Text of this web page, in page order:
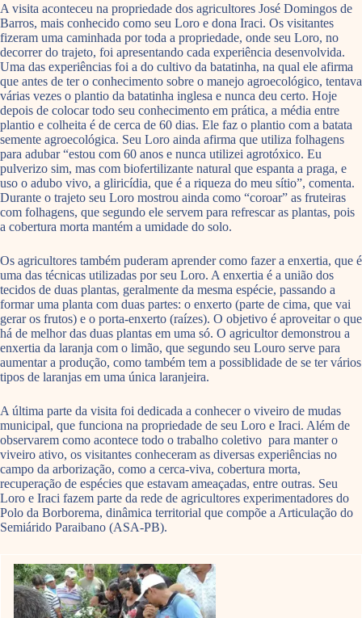
A visita aconteceu na propriedade dos agricultores José Domingos de
Barros, mais conhecido como seu Loro e dona Iraci. Os visitantes
fizeram uma caminhada por toda a propriedade, onde seu Loro, no
decorrer do trajeto, foi apresentando cada experiência desenvolvida.
Uma das experiências foi a do cultivo da batatinha, na qual ele afirma
que antes de ter o conhecimento sobre o manejo agroecológico, tentava
várias vezes o plantio da batatinha inglesa e nunca deu certo. Hoje
depois de colocar todo seu conhecimento em prática, a média entre
plantio e colheita é de cerca de 60 dias. Ele faz o plantio com a batata
semente agroecológica. Seu Loro ainda afirma que utiliza folhagens
para adubar “estou com 60 anos e nunca utilizei agrotóxico. Eu
pulverizo sim, mas com biofertilizante natural que espanta a praga, e
uso o adubo vivo, a gliricídia, que é a riqueza do meu sítio”, comenta.
Durante o trajeto seu Loro mostrou ainda como “coroar” as fruteiras
com folhagens, que segundo ele servem para refrescar as plantas, pois
a cobertura morta mantém a umidade do solo.
Os agricultores também puderam aprender como fazer a enxertia, que é
uma das técnicas utilizadas por seu Loro. A enxertia é a união dos
tecidos de duas plantas, geralmente da mesma espécie, passando a
formar uma planta com duas partes: o enxerto (parte de cima, que vai
gerar os frutos) e o porta-enxerto (raízes). O objetivo é aproveitar o que
há de melhor das duas plantas em uma só. O agricultor demonstrou a
enxertia da laranja com o limão, que segundo seu Louro serve para
aumentar a produção, como também tem a possiblidade de se ter vários
tipos de laranjas em uma única laranjeira.
A última parte da visita foi dedicada a conhecer o viveiro de mudas
municipal, que funciona na propriedade de seu Loro e Iraci. Além de
observarem como acontece todo o trabalho coletivo para manter o
viveiro ativo, os visitantes conheceram as diversas experiências no
campo da arborização, como a cerca-viva, cobertura morta,
recuperação de espécies que estavam ameaçadas, entre outras. Seu
Loro e Iraci fazem parte da rede de agricultores experimentadores do
Polo da Borborema, dinâmica territorial que compõe a Articulação do
Semiárido Paraibano (ASA-PB).